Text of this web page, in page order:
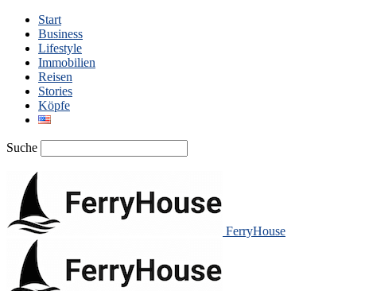
Start
Business
Lifestyle
Immobilien
Reisen
Stories
Köpfe
Suche
FerryHouse